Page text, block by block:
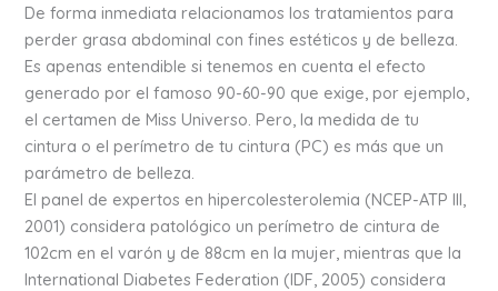
De forma inmediata relacionamos los tratamientos para
perder grasa abdominal con fines estéticos y de belleza.
Es apenas entendible si tenemos en cuenta el efecto
generado por el famoso 90-60-90 que exige, por ejemplo,
el certamen de Miss Universo. Pero, la medida de tu
cintura o el perímetro de tu cintura (PC) es más que un
parámetro de belleza.
El panel de expertos en hipercolesterolemia (NCEP-ATP III,
2001) considera patológico un perímetro de cintura de
102cm en el varón y de 88cm en la mujer, mientras que la
International Diabetes Federation (IDF, 2005) considera